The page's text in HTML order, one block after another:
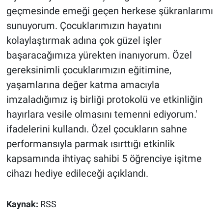
geçmesinde emeği geçen herkese şükranlarımı
sunuyorum. Çocuklarımızın hayatını
kolaylaştırmak adına çok güzel işler
başaracağımıza yürekten inanıyorum. Özel
gereksinimli çocuklarımızın eğitimine,
yaşamlarına değer katma amacıyla
imzaladığımız iş birliği protokolü ve etkinliğin
hayırlara vesile olmasını temenni ediyorum.'
ifadelerini kullandı. Özel çocukların sahne
performansıyla parmak ısırttığı etkinlik
kapsamında ihtiyaç sahibi 5 öğrenciye işitme
cihazı hediye edileceği açıklandı.
Kaynak: RSS